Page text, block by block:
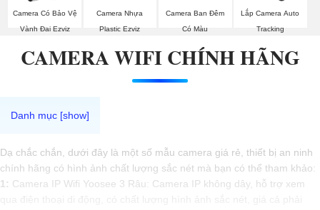
Camera Có Bảo Vệ
Vành Đai Ezviz
Camera Nhựa
Plastic Ezviz
Camera Ban Đêm
Có Màu
Lắp Camera Auto
Tracking
CAMERA WIFI CHÍNH HÃNG
Dạ chắc chắn, dưới đây là một số mẫu camera giá rẻ, thiết bị an ninh
chính hãng có hình ảnh chất lượng sắc nét mà bạn có thể tham khảo:
1: Camera IP Wifi Yoosee 3 Râu: Camera IP không dây, hỗ trợ xem